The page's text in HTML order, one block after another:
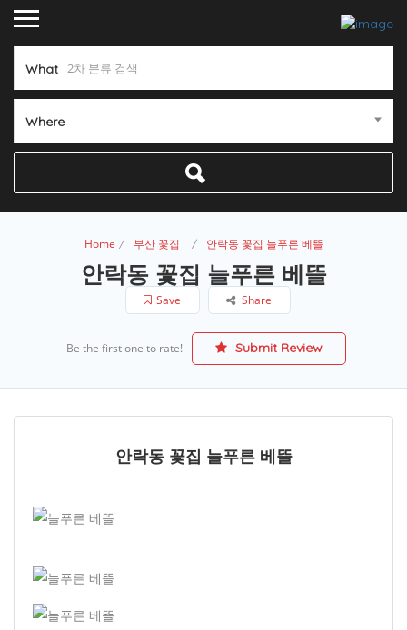
What
Where
Home 부산 꽃집 안락동 꽃집 늘푸른 베뜰
안락동 꽃집 늘푸른 베뜰
Save Share
Be the first one to rate! Submit Review
안락동 꽃집 늘푸른 베뜰